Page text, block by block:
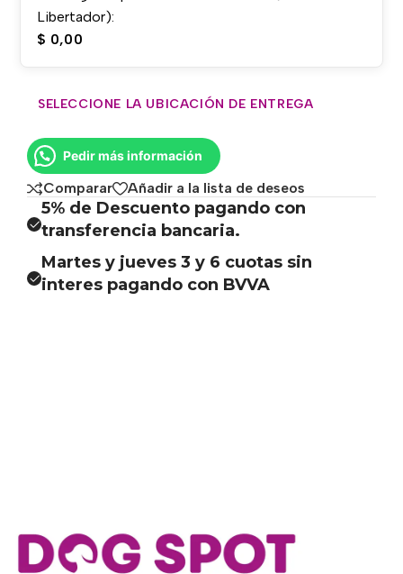
Libertador):
$ 0,00
SELECCIONE LA UBICACIÓN DE ENTREGA
Pedir más información
Comparar Añadir a la lista de deseos
5% de Descuento pagando con
transferencia bancaria.
Martes y jueves 3 y 6 cuotas sin
interes pagando con BVVA